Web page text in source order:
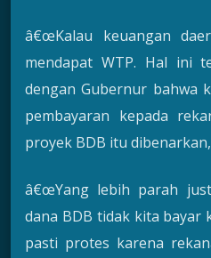
â€œKalau keuangan
mendapat WTP. Hal ini
dengan Gubernur bahwa
pembayaran kepada
proyek BDB itu
â€œYang lebih parah
dana BDB tidak kita bayar
pasti protes karena